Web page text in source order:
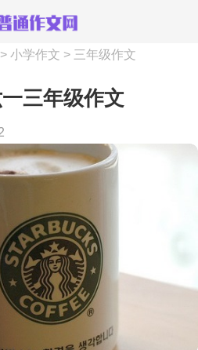
> 小学作文 > 三年级作文
三年级作文